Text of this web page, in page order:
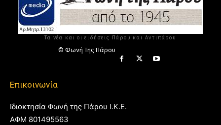
Τα νέα και οι ειδήσεις Πάρου και Αντιπάρου
© Φωνή Της Πάρου
Επικοινωνία
Ιδιοκτησία Φωνή της Πάρου Ι.Κ.Ε.
ΑΦΜ 801495563